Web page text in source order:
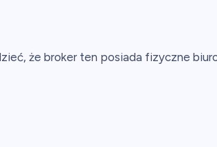
że broker ten posiada fizyczne